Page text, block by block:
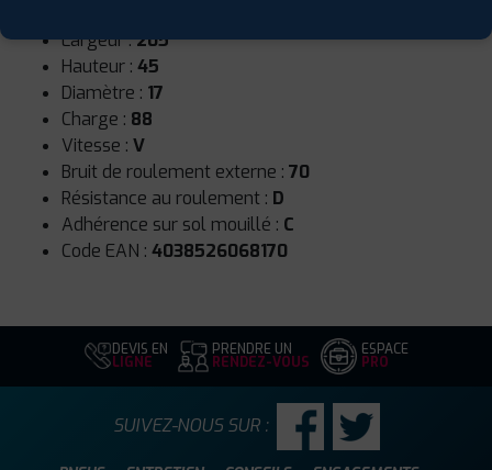
Largeur :205
Hauteur : 45
Diamètre : 17
Charge : 88
Vitesse : V
Bruit de roulement externe : 70
Résistance au roulement : D
Adhérence sur sol mouillé : C
Code EAN : 4038526068170
DEVIS EN
LIGNE
PRENDRE UN
RENDEZ-VOUS
ESPACE
PRO
SUIVEZ-NOUS SUR :